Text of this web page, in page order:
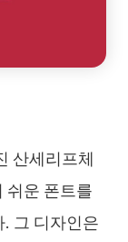
산세리프체
쉬운 폰트를
그 디자인은